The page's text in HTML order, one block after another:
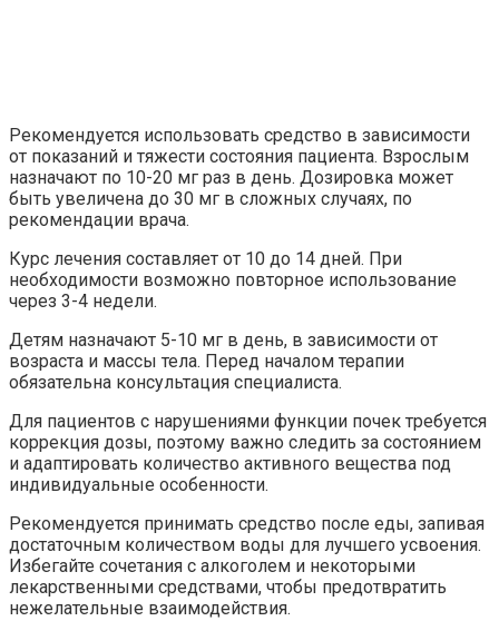
Рекомендуется использовать средство в зависимости
от показаний и тяжести состояния пациента. Взрослым
назначают по 10-20 мг раз в день. Дозировка может
быть увеличена до 30 мг в сложных случаях, по
рекомендации врача.
Курс лечения составляет от 10 до 14 дней. При
необходимости возможно повторное использование
через 3-4 недели.
Детям назначают 5-10 мг в день, в зависимости от
возраста и массы тела. Перед началом терапии
обязательна консультация специалиста.
Для пациентов с нарушениями функции почек требуется
коррекция дозы, поэтому важно следить за состоянием
и адаптировать количество активного вещества под
индивидуальные особенности.
Рекомендуется принимать средство после еды, запивая
достаточным количеством воды для лучшего усвоения.
Избегайте сочетания с алкоголем и некоторыми
лекарственными средствами, чтобы предотвратить
нежелательные взаимодействия.